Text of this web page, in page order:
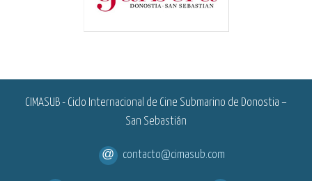
CIMASUB - Ciclo Internacional de Cine Submarino de Donostia –
San Sebastián
contacto@cimasub.com